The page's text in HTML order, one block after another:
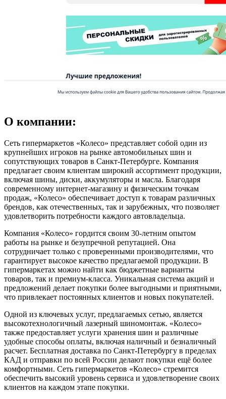
О компании:
Сеть гипермаркетов «Колесо» представляет собой один из
крупнейших игроков на рынке автомобильных шин и
сопутствующих товаров в Санкт-Петербурге. Компания
предлагает своим клиентам широкий ассортимент продукции,
включая шины, диски, аккумуляторы и масла. Благодаря
современному интернет-магазину и физическим точкам
продаж, «Колесо» обеспечивает доступ к товарам различных
брендов, как отечественных, так и зарубежных, что позволяет
удовлетворить потребности каждого автовладельца.
Компания «Колесо» гордится своим 30-летним опытом
работы на рынке и безупречной репутацией. Она
сотрудничает только с проверенными производителями, что
гарантирует высокое качество предлагаемой продукции. В
гипермаркетах можно найти как бюджетные варианты
товаров, так и премиум-класса. Уникальная система акций и
предложений делает покупки более выгодными и приятными,
что привлекает постоянных клиентов и новых покупателей.
Одной из ключевых услуг, предлагаемых сетью, является
высокотехнологичный лазерный шиномонтаж. «Колесо»
также предоставляет услуги хранения шин и различные
удобные способы оплаты, включая наличный и безналичный
расчет. Бесплатная доставка по Санкт-Петербургу в пределах
КАД и отправки по всей России делают покупки ещё более
комфортными. Сеть гипермаркетов «Колесо» стремится
обеспечить высокий уровень сервиса и удовлетворение своих
клиентов на каждом этапе покупки.